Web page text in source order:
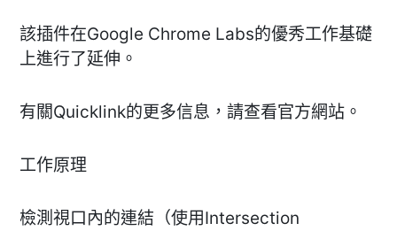
該插件在Google Chrome Labs的優秀工作基礎
上進行了延伸。
有關Quicklink的更多信息，請查看官方網站。
工作原理
檢測視口內的連結（使用Intersection